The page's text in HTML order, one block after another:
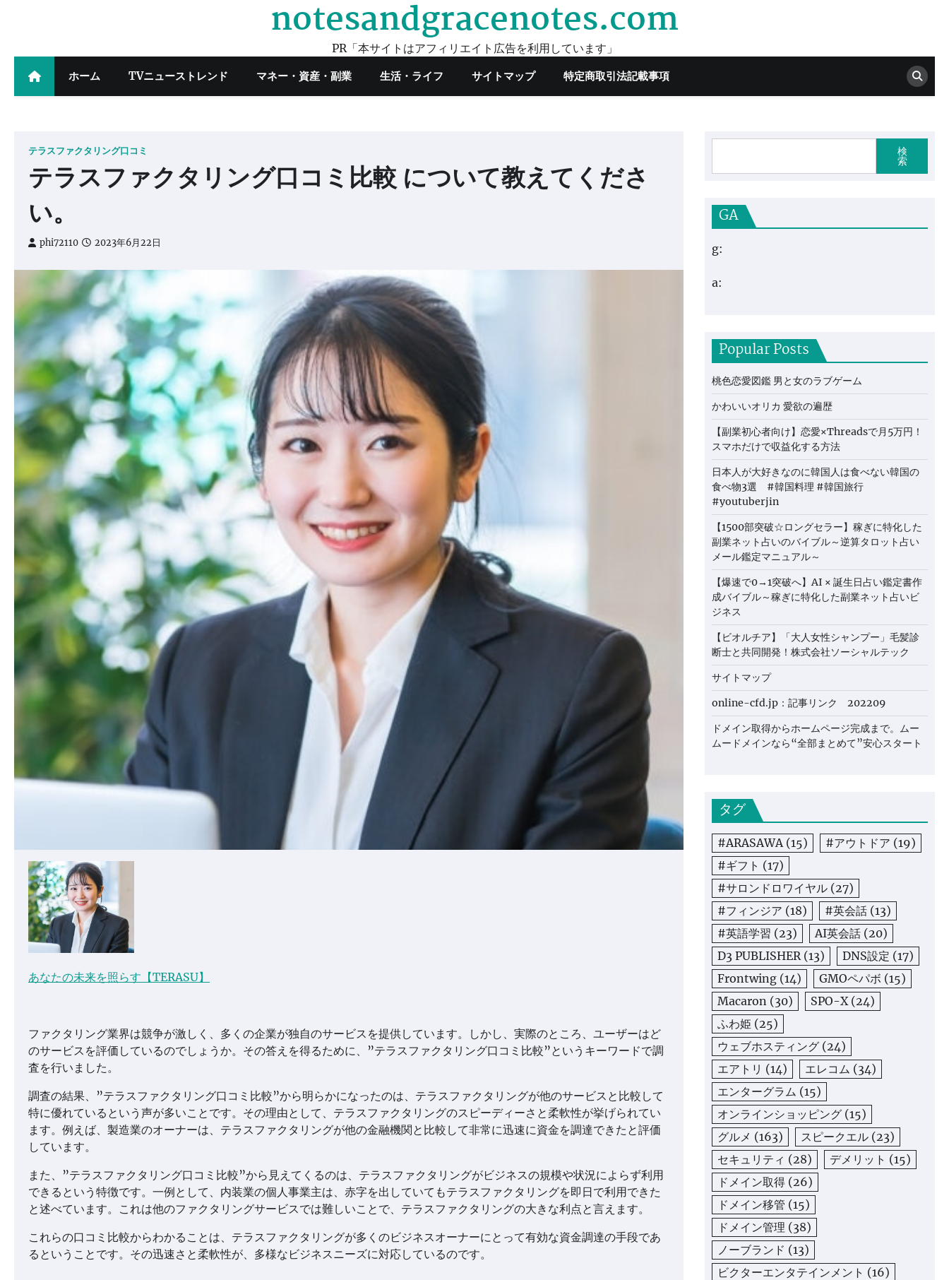
notesandgracenotes.com
PR「本サイトはアフィリエイト広告を利用しています」
ホーム TVニューストレンド マネー・資産・副業 生活・ライフ サイトマップ 特定商取引法記載事項
テラスファクタリング口コミ
テラスファクタリング口コミ比較 について教えてくださ
い。
phi72110 2023年6月22日
あなたの未来を照らす【TERASU】
ファクタリング業界は競争が激しく、多くの企業が独自のサービスを提供しています。しかし、実際のところ、ユーザーはど
のサービスを評価しているのでしょうか。その答えを得るために、”テラスファクタリング口コミ比較”というキーワードで調
査を行いました。
調査の結果、”テラスファクタリング口コミ比較”から明らかになったのは、テラスファクタリングが他のサービスと比較して
特に優れているという声が多いことです。その理由として、テラスファクタリングのスピーディーさと柔軟性が挙げられてい
ます。例えば、製造業のオーナーは、テラスファクタリングが他の金融機関と比較して非常に迅速に資金を調達できたと評価
しています。
また、”テラスファクタリング口コミ比較”から見えてくるのは、テラスファクタリングがビジネスの規模や状況によらず利用
できるという特徴です。一例として、内装業の個人事業主は、赤字を出していてもテラスファクタリングを即日で利用できた
と述べています。これは他のファクタリングサービスでは難しいことで、テラスファクタリングの大きな利点と言えます。
これらの口コミ比較からわかることは、テラスファクタリングが多くのビジネスオーナーにとって有効な資金調達の手段であ
るということです。その迅速さと柔軟性が、多様なビジネスニーズに対応しているのです。
検
索
GA
g:
a:
Popular Posts
桃色恋愛図鑑 男と女のラブゲーム
かわいいオリカ 愛欲の遍歴
【副業初心者向け】恋愛×Threadsで月5万円！
スマホだけで収益化する方法
日本人が大好きなのに韓国人は食べない韓国の
食べ物3選 #韓国料理 #韓国旅行
#youtuberjin
【1500部突破☆ロングセラー】稼ぎに特化した
副業ネット占いのバイブル～逆算タロット占い
メール鑑定マニュアル～
【爆速で0→1突破へ】AI × 誕生日占い鑑定書作
成バイブル～稼ぎに特化した副業ネット占いビ
ジネス
【ビオルチア】「大人女性シャンプー」毛髪診
断士と共同開発！株式会社ソーシャルテック
サイトマップ
online-cfd.jp：記事リンク 202209
ドメイン取得からホームページ完成まで。ムー
ムードメインなら“全部まとめて”安心スタート
タグ
#ARASAWA(15) #アウトドア (19)
#ギフト (17)
#サロンドロワイヤル (27)
#フィンジア (18) #英会話 (13)
#英語学習 (23) AI英会話 (20)
D3 PUBLISHER(13) DNS設定 (17)
Frontwing (14) GMOペパボ (15)
Macaron (30) SPO-X(24)
ふわ姫 (25)
ウェブホスティング (24)
エアトリ (14) エレコム (34)
エンターグラム (15)
オンラインショッピング (15)
グルメ (163) スピークエル (23)
セキュリティ (28) デメリット (15)
ドメイン取得 (26)
ドメイン移管 (15)
ドメイン管理 (38)
ノーブランド (13)
ビクターエンタテインメント (16)